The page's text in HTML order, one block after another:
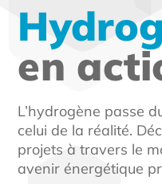
en
L’hydrogène passe
celui de la réalité.
projets à travers le
avenir énergétique